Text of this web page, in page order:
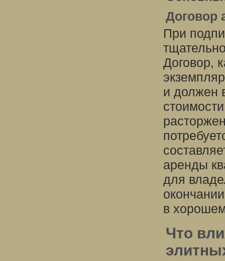
Договор
При
Договор,
и должен
аренды
для
в
Что